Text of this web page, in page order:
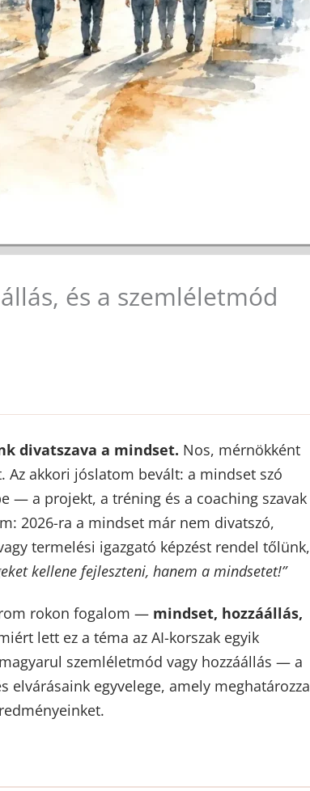
és a szemléletmód
divatszava a mindset. Nos, mérnökként
akkori jóslatom bevált: a mindset szó
— a projekt, a tréning és a coaching szavak
2026-ra a mindset már nem divatszó,
termelési igazgató képzést rendel tőlünk,
kellene fejleszteni, hanem a mindsetet!”
rokon fogalom — mindset, hozzáállás,
lett ez a téma az AI-korszak egyik
szemléletmód vagy hozzáállás — a
elvárásaink egyvelege, amely meghatározza